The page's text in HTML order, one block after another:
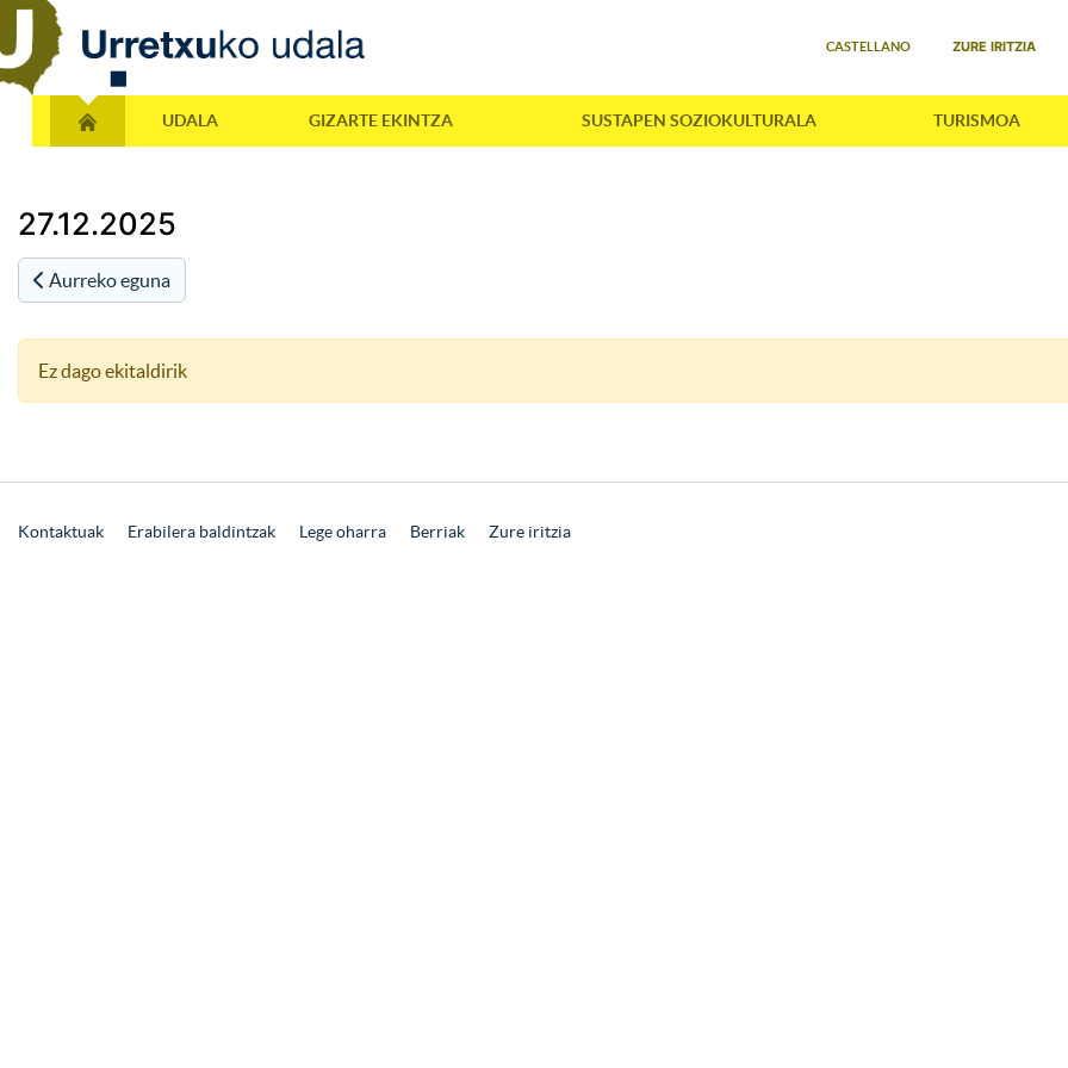
CASTELLANO ZURE IRITZIA
UDALA GIZARTE EKINTZA SUSTAPEN SOZIOKULTURALA TURISMOA
27.12.2025
Aurreko eguna
Ez dago ekitaldirik
Kontaktuak Erabilera baldintzak Lege oharra Berriak Zure iritzia